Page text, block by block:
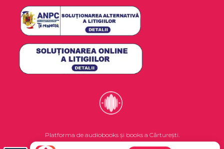
Platforma de audiobooks și books a Cărturești.